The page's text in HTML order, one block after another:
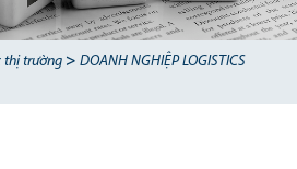
thị trường > DOANH NGHIỆP LOGISTICS